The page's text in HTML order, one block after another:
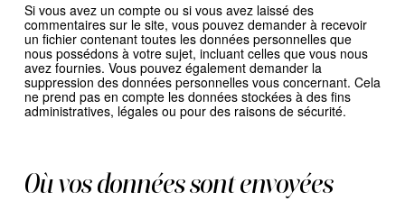
Si vous avez un compte ou si vous avez laissé des
commentaires sur le site, vous pouvez demander à recevoir
un fichier contenant toutes les données personnelles que
nous possédons à votre sujet, incluant celles que vous nous
avez fournies. Vous pouvez également demander la
suppression des données personnelles vous concernant. Cela
ne prend pas en compte les données stockées à des fins
administratives, légales ou pour des raisons de sécurité.
Où vos données sont envoyées